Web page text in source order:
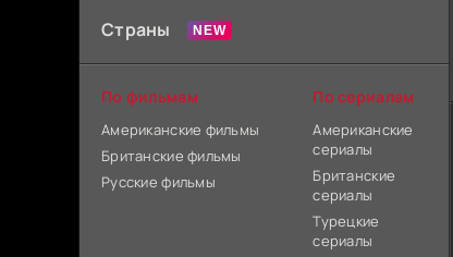
Страны
По фильмам
Американские фильмы
Британские фильмы
Русские фильмы
По сериалам
Американские
сериалы
Британские
сериалы
Турецкие
сериалы